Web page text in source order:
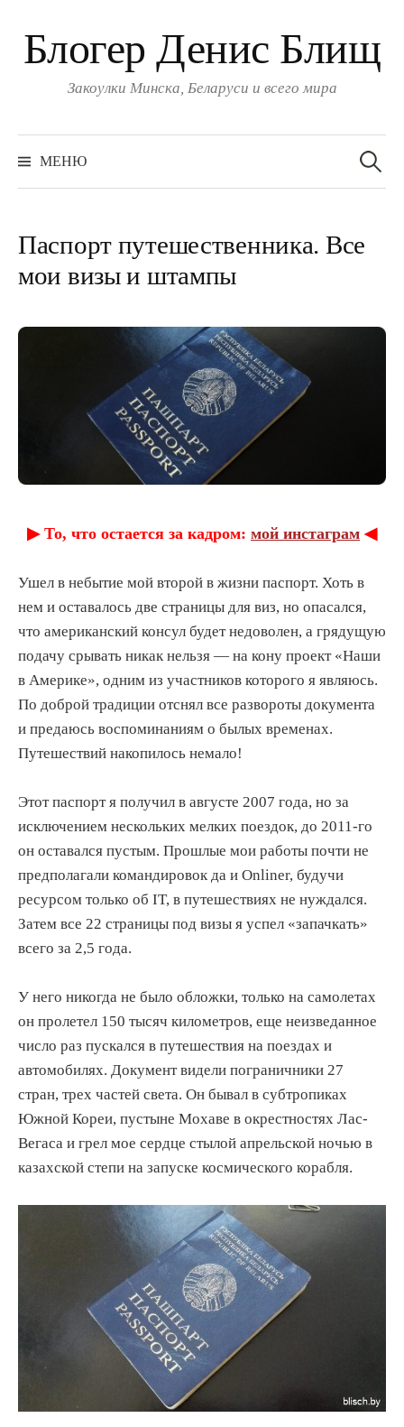
Блогер Денис Блищ
Закоулки Минска, Беларуси и всего мира
МЕНЮ
Паспорт путешественника. Все
мои визы и штампы
▶︎ То, что остается за кадром: мой инстаграм ◀︎
Ушел в небытие мой второй в жизни паспорт. Хоть в
нем и оставалось две страницы для виз, но опасался,
что американский консул будет недоволен, а грядущую
подачу срывать никак нельзя — на кону проект «Наши
в Америке», одним из участников которого я являюсь.
По доброй традиции отснял все развороты документа
и предаюсь воспоминаниям о былых временах.
Путешествий накопилось немало!
Этот паспорт я получил в августе 2007 года, но за
исключением нескольких мелких поездок, до 2011-го
он оставался пустым. Прошлые мои работы почти не
предполагали командировок да и Onliner, будучи
ресурсом только об IT, в путешествиях не нуждался.
Затем все 22 страницы под визы я успел «запачкать»
всего за 2,5 года.
У него никогда не было обложки, только на самолетах
он пролетел 150 тысяч километров, еще неизведанное
число раз пускался в путешествия на поездах и
автомобилях. Документ видели пограничники 27
стран, трех частей света. Он бывал в субтропиках
Южной Кореи, пустыне Мохаве в окрестностях Лас-
Вегаса и грел мое сердце стылой апрельской ночью в
казахской степи на запуске космического корабля.